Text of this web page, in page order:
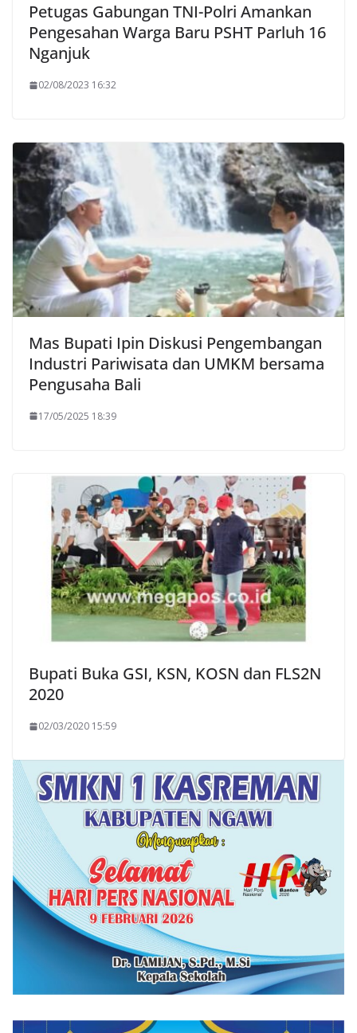
Petugas Gabungan TNI-Polri Amankan
Pengesahan Warga Baru PSHT Parluh 16
Nganjuk
02/08/2023 16:32
Mas Bupati Ipin Diskusi Pengembangan
Industri Pariwisata dan UMKM bersama
Pengusaha Bali
17/05/2025 18:39
Bupati Buka GSI, KSN, KOSN dan FLS2N
2020
02/03/2020 15:59